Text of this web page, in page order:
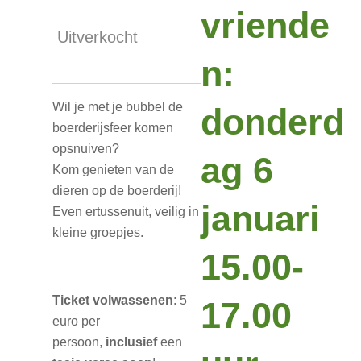
vriende
n:
donderd
ag 6
januari
15.00-
17.00
Uitverkocht
Wil je met je bubbel de
boerderijsfeer komen
opsnuiven?
Kom genieten van de
dieren op de boerderij!
Even ertussenuit, veilig in
kleine groepjes.
Ticket volwassenen: 5
euro per
persoon, inclusiefeen